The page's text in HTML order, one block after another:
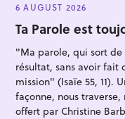
E
O
R
E
6 AUGUST 2026
Ta Parole est
"Ma parole, qui sort de
résultat, sans avoir fait
mission" (Isaïe 55, 11).
façonne, nous
offert par Christine